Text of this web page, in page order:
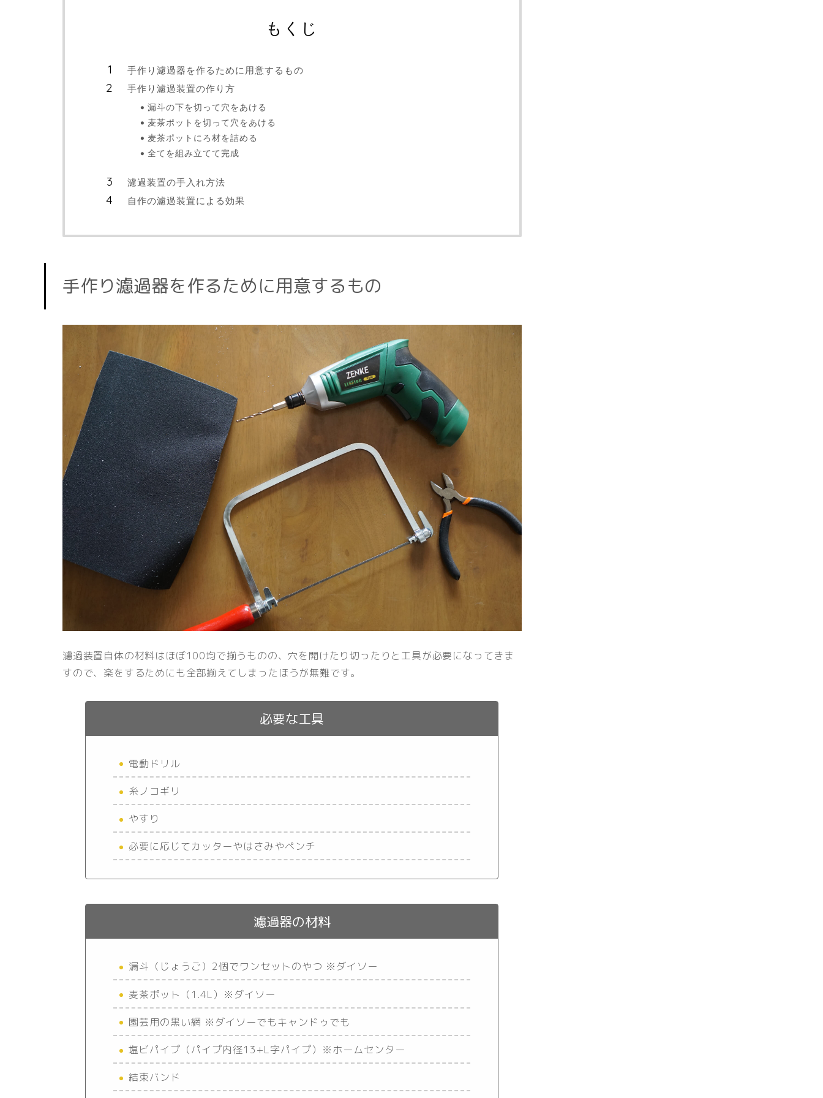
もくじ
手作り濾過器を作るために用意するもの
手作り濾過装置の作り方
漏斗の下を切って穴をあける
麦茶ポットを切って穴をあける
麦茶ポットにろ材を詰める
全てを組み立てて完成
濾過装置の手入れ方法
自作の濾過装置による効果
手作り濾過器を作るために用意するもの
濾過装置自体の材料はほぼ100均で揃うものの、穴を開けたり切ったりと工具が必要になってきま
すので、楽をするためにも全部揃えてしまったほうが無難です。
必要な工具
電動ドリル
糸ノコギリ
やすり
必要に応じてカッターやはさみやペンチ
濾過器の材料
漏斗（じょうご）2個でワンセットのやつ ※ダイソー
麦茶ポット（1.4L）※ダイソー
園芸用の黒い網 ※ダイソーでもキャンドゥでも
塩ビパイプ（パイプ内径13+L字パイプ）※ホームセンター
結束バンド